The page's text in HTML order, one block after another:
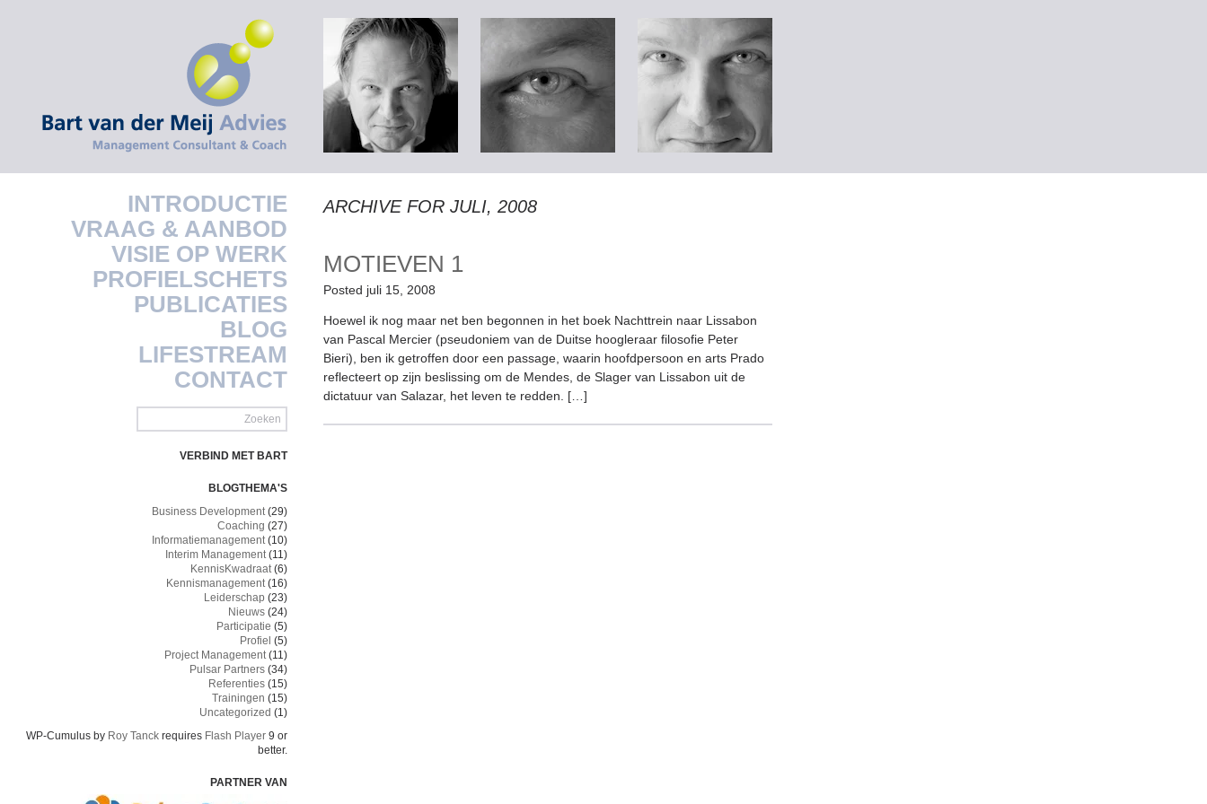
INTRODUCTIE
VRAAG & AANBOD
VISIE OP WERK
PROFIELSCHETS
PUBLICATIES
BLOG
LIFESTREAM
CONTACT
VERBIND MET BART
BLOGTHEMA'S
Business Development(29)
Coaching (27)
Informatiemanagement(10)
Interim Management(11)
KennisKwadraat(6)
Kennismanagement(16)
Leiderschap (23)
Nieuws (24)
Participatie (5)
Profiel (5)
Project Management(11)
Pulsar Partners (34)
Referenties (15)
Trainingen (15)
Uncategorized (1)
WP-Cumulus by Roy Tanck requires Flash Player 9 or
better.
PARTNER VAN
ARCHIVE FOR JULI, 2008
MOTIEVEN 1
Posted juli 15, 2008
Hoewel ik nog maar net ben begonnen in het boek Nachttrein naar Lissabon
van Pascal Mercier (pseudoniem van de Duitse hoogleraar filosofie Peter
Bieri), ben ik getroffen door een passage, waarin hoofdpersoon en arts Prado
reflecteert op zijn beslissing om de Mendes, de Slager van Lissabon uit de
dictatuur van Salazar, het leven te redden. […]